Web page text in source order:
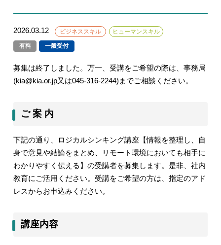
2026.03.12 ビジネススキル ヒューマンスキル
有料 一般受付
募集は終了しました。万一、受講をご希望の際は、事務局
(kia@kia.or.jp又は045-316-2244)までご相談ください。
ご 案 内
下記の通り、
ロジカルシンキング講座【情報を整理し、自
身で意見や結論をまとめ、リモート環境においても相手に
わかりやすく伝える】 の受講者を募集します。是非、社内
教育にご活用ください。受講をご希望の方は、指定のアド
レスからお申込みください。
講座内容